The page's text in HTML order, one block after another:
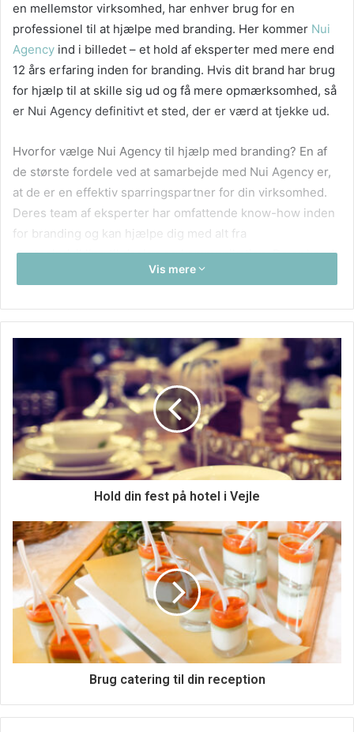
en mellemstor virksomhed, har enhver brug for en
professionel til at hjælpe med branding. Her kommer Nui
Agency ind i billedet – et hold af eksperter med mere end
12 års erfaring inden for branding. Hvis dit brand har brug
for hjælp til at skille sig ud og få mere opmærksomhed, så
er Nui Agency definitivt et sted, der er værd at tjekke ud.
Hvorfor vælge Nui Agency til hjælp med branding? En af
de største fordele ved at samarbejde med Nui Agency er,
at de er en effektiv sparringspartner for din virksomhed.
Deres team af eksperter har omfattende know-how inden
for branding og kan hjælpe dig med alt fra
strategiudvikling til design og kommunikation. De er kendt
for deres unikke ideer, kreative tilgang og indsigt i
som garanterer, at dit brand får en stærk og
sammenhængende historie.
Nui Agency har også en skarp sans for design. Deres
designere har en passion for branding og er altid på udkig
Vis mere
Hold din fest på hotel i Vejle
Brug catering til din reception